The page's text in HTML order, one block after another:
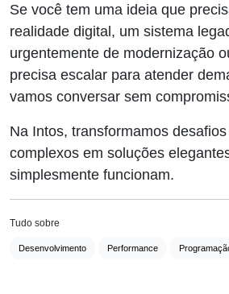
Se você tem uma ideia que
realidade digital, um sistema
urgentemente de modernização
precisa escalar para atender
vamos conversar sem
Na Intos, transformamos
complexos em soluções
simplesmente funcionam.
Tudo sobre
Desenvolvimento Performance